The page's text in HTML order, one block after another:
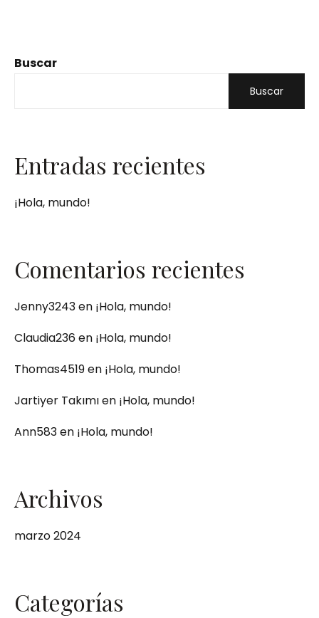
Buscar
Buscar
Entradas recientes
¡Hola, mundo!
Comentarios recientes
Jenny3243en ¡Hola, mundo!
Claudia236en ¡Hola, mundo!
Thomas4519en ¡Hola, mundo!
Jartiyer Takımıen ¡Hola, mundo!
Ann583en ¡Hola, mundo!
Archivos
marzo 2024
Categorías